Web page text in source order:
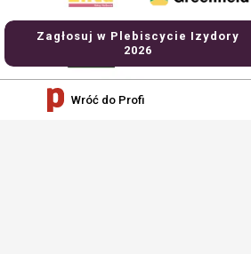
Zagłosuj w Plebiscycie Izydory
2026
Wróć do Profi